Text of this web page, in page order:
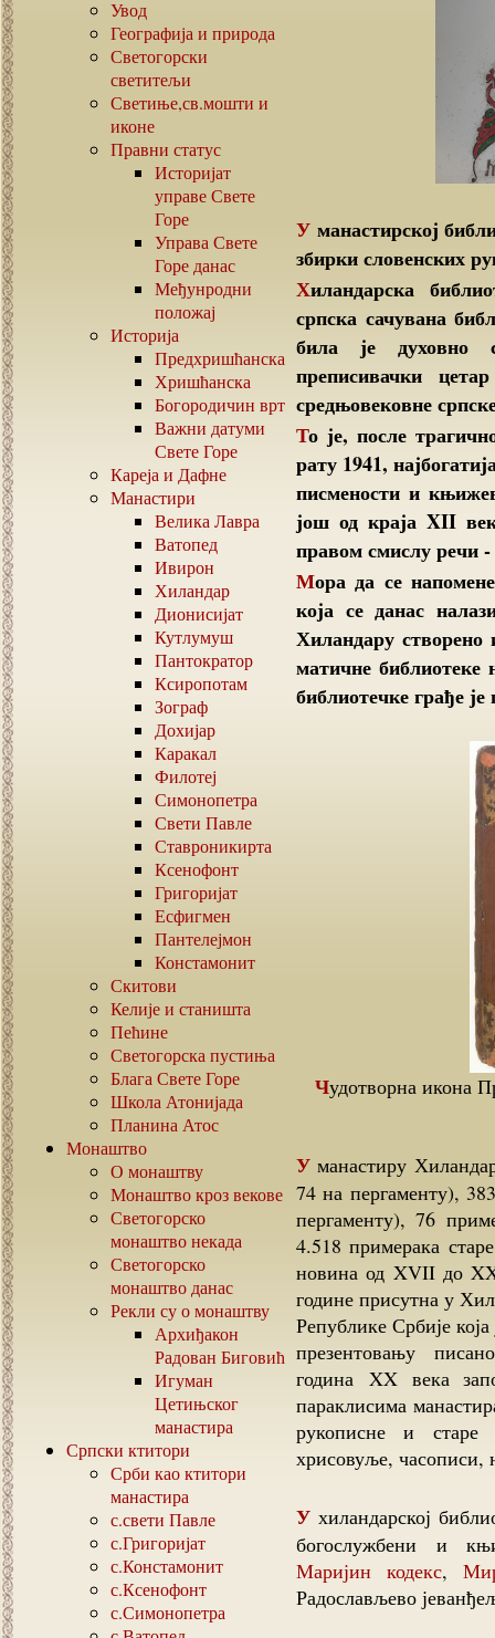
Увод
Географија и природа
Светогорски
светитељи
Светиње,св.мошти и
иконе
Правни статус
Историјат
управе Свете
Горе
Управа Свете
Горе данас
Међунродни
положај
Историја
Предхришћанска
Хришћанска
Богородичин врт
Важни датуми
Свете Горе
Кареја и Дафне
Манастири
Велика Лавра
Ватопед
Ивирон
Хиландар
Дионисијат
Кутлумуш
Пантократор
Ксиропотам
Зограф
Дохијар
Каракал
Филотеј
Симонопетра
Свети Павле
Ставроникирта
Ксенофонт
Григоријат
Есфигмен
Пантелејмон
Констамонит
Скитови
Келије и станишта
Пећине
Светогорска пустиња
Блага Свете Горе
Школа Атонијада
Планина Атос
Монаштво
О монаштву
Монаштво кроз векове
Светогорско
монаштво некада
Светогорско
монаштво данас
Рекли су о монаштву
Архиђакон
Радован Биговић
Игуман
Цетињског
манастира
Српски ктитори
Срби као ктитори
манастира
с.свети Павле
с.Григоријат
с.Констамонит
с.Ксенофонт
с.Симонопетра
У манастирској библиотеци чува се једна од најбројнијих светских
збирки словенских
Хиландарска библиотека је најстарија и најзначајнија стара
српска сачувана
била је духовно
преписивачки
средњовековне
То је, после трагичног пожара Народне библиотеке у Београду у
рату 1941,
писмености и
још од краја XII
правом смислу речи
Мора да се напомене да је ова збирка књига и покретног добра
која се данас
Хиландару
матичне
библиотечке грађе
Чудотворна икона Пресвете Богородице, заштитница хиландарске
У манастиру Хиландару чувају се 1.150 рукописа, (1076 на папиру и
74 на пергаменту),
пергаменту), 76
4.518 примерака
новина од XVII до XX
године присутна у
Републике Србије
презентовању
година XX века
параклисима
рукописне и
хрисовуље, часописи,
У хиландарској библиотеци су чувани највећи данас познати српски
богослужбени и
Маријин кодекс,
Радослављево